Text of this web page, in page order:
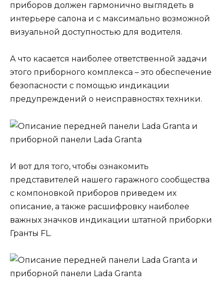
приборов должен гармонично выглядеть в
интерьере салона и с максимально возможной
визуальной доступностью для водителя.
А что касается наиболее ответственной задачи
этого приборного комплекса – это обеспечение
безопасности с помощью индикации
предупреждений о неисправностях техники.
И вот для того, чтобы ознакомить
представителей нашего гаражного сообщества
с компоновкой приборов приведем их
описание, а также расшифровку наиболее
важных значков индикации штатной приборки
Гранты FL.